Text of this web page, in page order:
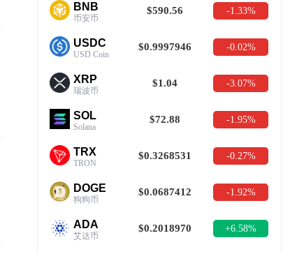
BNB
币安币
$590.56 -1.33%
USDC
USD Coin
$0.9997946 -0.02%
XRP
瑞波币
$1.04 -3.07%
SOL
Solana
$72.88 -1.95%
TRX
TRON
$0.3268531 -0.27%
DOGE
狗狗币
$0.0687412 -1.92%
ADA
艾达币
$0.2018970 +6.58%